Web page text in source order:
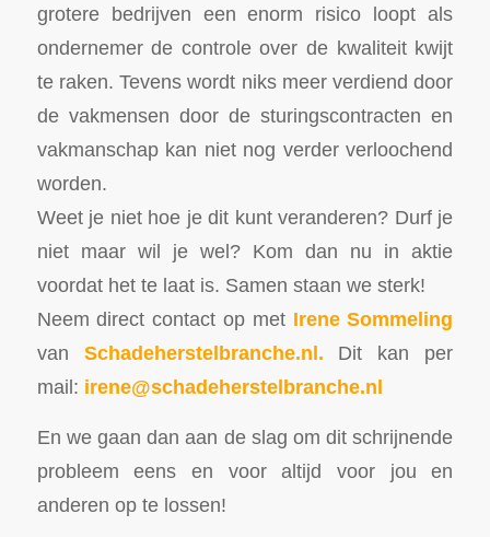
grotere bedrijven een enorm risico loopt als
ondernemer de controle over de kwaliteit kwijt
te raken. Tevens wordt niks meer verdiend door
de vakmensen door de sturingscontracten en
vakmanschap kan niet nog verder verloochend
worden.
Weet je niet hoe je dit kunt veranderen? Durf je
niet maar wil je wel? Kom dan nu in aktie
voordat het te laat is. Samen staan we sterk!
Neem direct contact op met Irene Sommeling
van Schadeherstelbranche.nl. Dit kan per
mail: irene@schadeherstelbranche.nl
En we gaan dan aan de slag om dit schrijnende
probleem eens en voor altijd voor jou en
anderen op te lossen!